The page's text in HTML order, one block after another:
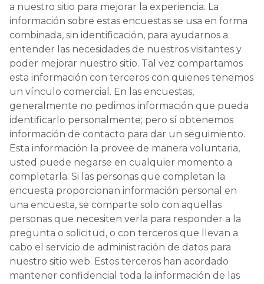
a nuestro sitio para mejorar la experiencia. La
información sobre estas encuestas se usa en forma
combinada, sin identificación, para ayudarnos a
entender las necesidades de nuestros visitantes y
poder mejorar nuestro sitio. Tal vez compartamos
esta información con terceros con quienes tenemos
un vínculo comercial. En las encuestas,
generalmente no pedimos información que pueda
identificarlo personalmente; pero sí obtenemos
información de contacto para dar un seguimiento.
Esta información la provee de manera voluntaria,
usted puede negarse en cualquier momento a
completarla. Si las personas que completan la
encuesta proporcionan información personal en
una encuesta, se comparte solo con aquellas
personas que necesiten verla para responder a la
pregunta o solicitud, o con terceros que llevan a
cabo el servicio de administración de datos para
nuestro sitio web. Estos terceros han acordado
mantener confidencial toda la información de las